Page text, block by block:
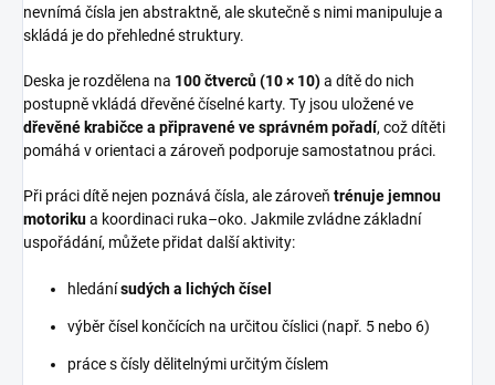
nevnímá čísla jen abstraktně, ale skutečně s nimi manipuluje a
skládá je do přehledné struktury.
Deska je rozdělena na 100 čtverců (10 × 10)a dítě do nich
postupně vkládá dřevěné číselné karty. Ty jsou uložené ve
dřevěné krabičce a připravené ve správném pořadí, což dítěti
pomáhá v orientaci a zároveň podporuje samostatnou práci.
Při práci dítě nejen poznává čísla, ale zároveň trénuje jemnou
motorikua koordinaci ruka–oko. Jakmile zvládne základní
uspořádání, můžete přidat další aktivity:
hledánísudých a lichých čísel
výběr čísel končících na určitou číslici (např. 5 nebo 6)
práce s čísly dělitelnými určitým číslem